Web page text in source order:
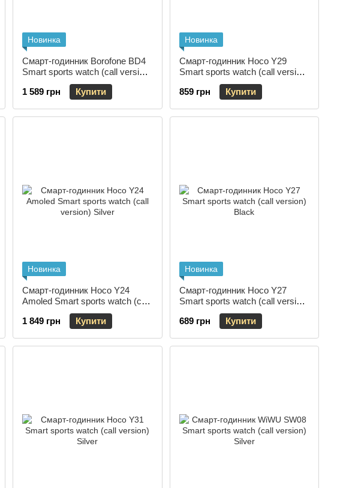
Новинка
Смарт-годинник Borofone BD4
Smart sports watch (call version)
1 589 грн
Купити
Новинка
Смарт-годинник Hoco Y29
Smart sports watch (call version)
859 грн
Купити
Новинка
Смарт-годинник Hoco Y24
Amoled Smart sports watch (call
version) Silver
1 849 грн
Купити
Новинка
Смарт-годинник Hoco Y27
Smart sports watch (call version)
689 грн
Купити